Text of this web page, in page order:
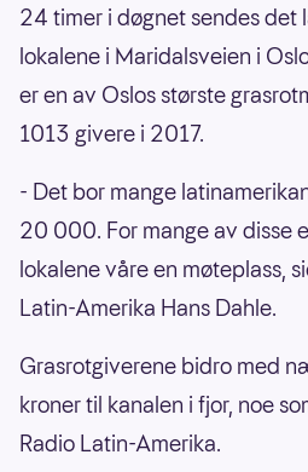
24 timer i døgnet sendes det
lokalene i Maridalsveien i
er en av Oslos største
1013 givere i 2017.
- Det bor mange
20 000. For mange av disse
lokalene våre en møteplass,
Latin-Amerika Hans Dahle.
Grasrotgiverene bidro med
kroner til kanalen i fjor, noe
Radio Latin-Amerika.